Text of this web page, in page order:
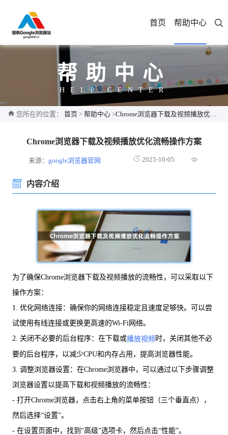
首页 帮助中心
帮助中心
HELP CENTER
您所在的位置： 首页 > 帮助中心 >Chrome浏览器下载及视频播放优化流畅操作方案
Chrome浏览器下载及视频播放优化流畅操作方案
来源：google浏览器官网 2025-10-05
内容介绍
为了确保Chrome浏览器下载及视频播放的流畅性，可以采取以下
操作方案：
1. 优化网络连接：确保你的网络连接稳定且速度足够快。可以尝
试使用有线连接或更换更高速的Wi-Fi网络。
2. 关闭不必要的后台程序：在下载或播放视频 时，关闭其他不必
要的后台程序，以减少CPU和内存占用，提高浏览器性能。
3. 调整浏览器设置：在Chrome浏览器中，可以通过以下步骤调整
浏览器设置以提高下载和视频播放的流畅性：
- 打开Chrome浏览器，点击右上角的菜单按钮（三个垂直点），
然后选择“设置”。
- 在设置页面中，找到“高级”选项卡，然后点击“性能”。